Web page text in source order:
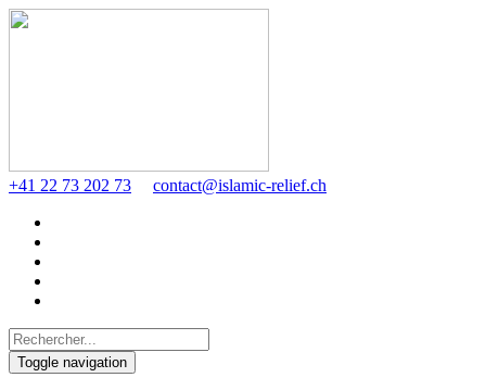
+41 22 73 202 73 contact@islamic-relief.ch
Toggle navigation